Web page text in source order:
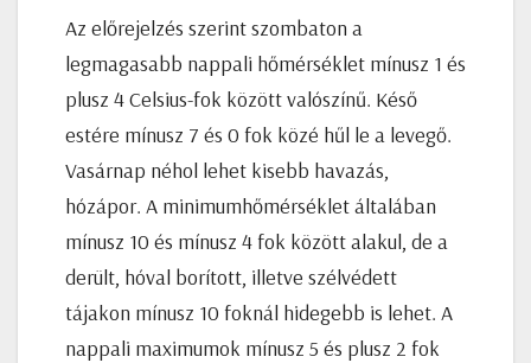
Az előrejelzés szerint szombaton a
legmagasabb nappali hőmérséklet mínusz 1 és
plusz 4 Celsius-fok között valószínű. Késő
estére mínusz 7 és 0 fok közé hűl le a levegő.
Vasárnap néhol lehet kisebb havazás,
hózápor. A minimumhőmérséklet általában
mínusz 10 és mínusz 4 fok között alakul, de a
derült, hóval borított, illetve szélvédett
tájakon mínusz 10 foknál hidegebb is lehet. A
nappali maximumok mínusz 5 és plusz 2 fok